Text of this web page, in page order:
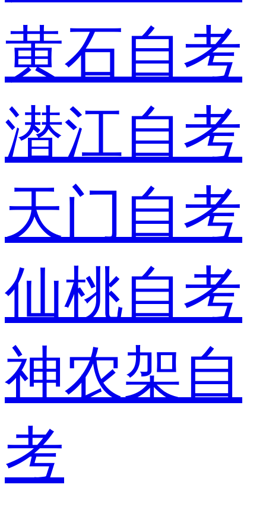
黄石自考
潜江自考
天门自考
仙桃自考
神农架自
考